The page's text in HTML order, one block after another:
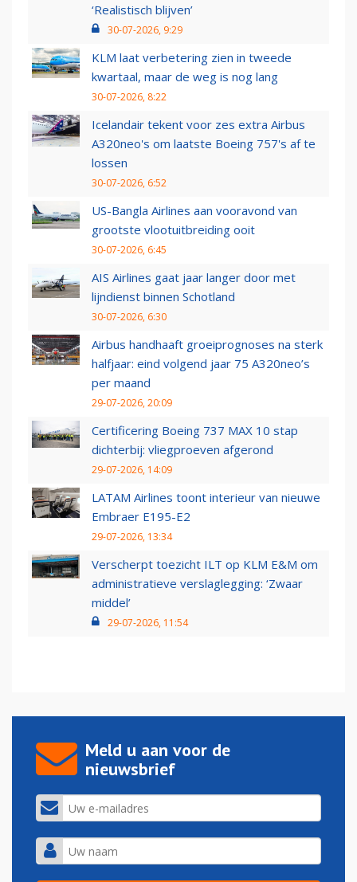
‘Realistisch blijven’
30-07-2026, 9:29
KLM laat verbetering zien in tweede
kwartaal, maar de weg is nog lang
30-07-2026, 8:22
Icelandair tekent voor zes extra Airbus
A320neo's om laatste Boeing 757's af te
lossen
30-07-2026, 6:52
US-Bangla Airlines aan vooravond van
grootste vlootuitbreiding ooit
30-07-2026, 6:45
AIS Airlines gaat jaar langer door met
lijndienst binnen Schotland
30-07-2026, 6:30
Airbus handhaaft groeiprognoses na sterk
halfjaar: eind volgend jaar 75 A320neo’s
per maand
29-07-2026, 20:09
Certificering Boeing 737 MAX 10 stap
dichterbij: vliegproeven afgerond
29-07-2026, 14:09
LATAM Airlines toont interieur van nieuwe
Embraer E195-E2
29-07-2026, 13:34
Verscherpt toezicht ILT op KLM E&M om
administratieve verslaglegging: ‘Zwaar
middel’
29-07-2026, 11:54
Meld u aan voor de
nieuwsbrief